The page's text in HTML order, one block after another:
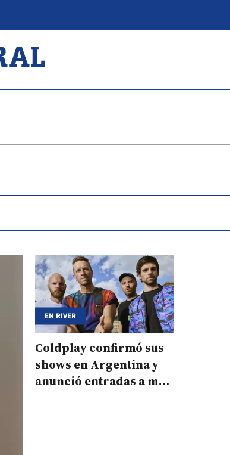
EN RIVER
Coldplay confirmó sus
shows en Argentina y
anunció entradas a muy